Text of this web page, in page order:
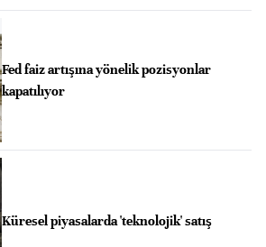
Fed faiz artışına yönelik pozisyonlar
kapatılıyor
Küresel piyasalarda 'teknolojik' satış